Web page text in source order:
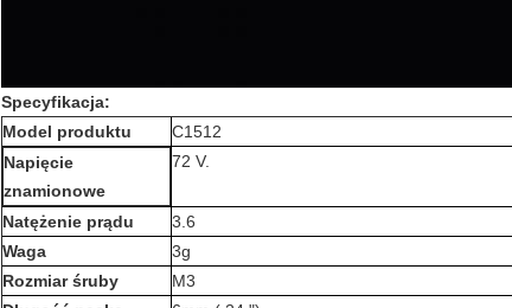
Specyfikacja:
Model produktu
C1512
Napięcie
znamionowe
72 V.
Natężenie prądu
3.6
Waga
3g
Rozmiar śruby
M3